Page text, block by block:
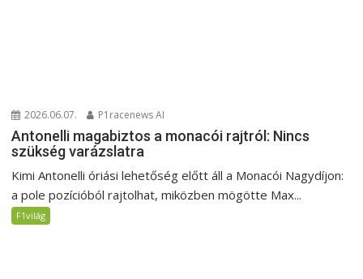
2026.06.07. P1racenews AI
Antonelli magabiztos a monacói rajtról: Nincs
szükség varázslatra
Kimi Antonelli óriási lehetőség előtt áll a Monacói Nagydíjon:
a pole pozícióból rajtolhat, miközben mögötte Max...
F1világ